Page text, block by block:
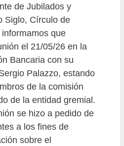
de Jubilados y
Siglo, Círculo de
que
el 21/05/26 en la
Bancaria con su
Palazzo, estando
de la comisión
de la entidad gremial.
se hizo a pedido de
a los fines de
sobre el